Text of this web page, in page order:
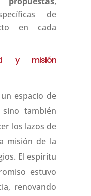
de
en cada
y misión
espacio de
también
los lazos de
misión de la
El espíritu
estuvo
renovando